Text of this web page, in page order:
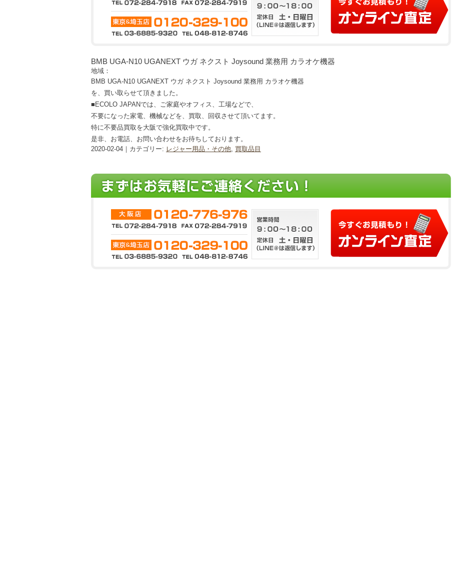
BMB UGA-N10 UGANEXT ウガ ネクスト Joysound 業務用 カラオケ機器
地域：
BMB UGA-N10 UGANEXT ウガ ネクスト Joysound 業務用 カラオケ機器
を、買い取らせて頂きました。
■ECOLO JAPANでは、ご家庭やオフィス、工場などで、
不要になった家電、機械などを、買取、回収させて頂いてます。
特に不要品買取を大阪で強化買取中です。
是非、お電話、お問い合わせをお待ちしております。
2020-02-04｜カテゴリー: レジャー用品・その他, 買取品目